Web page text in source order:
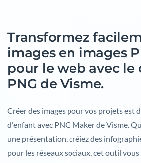
Transformez
images en images
pour le web avec le
PNG de Visme.
Créer des images pour vos projets est
d'enfant avec PNG Maker de Visme.
une présentation, créiez des
pour les réseaux sociaux, cet outil